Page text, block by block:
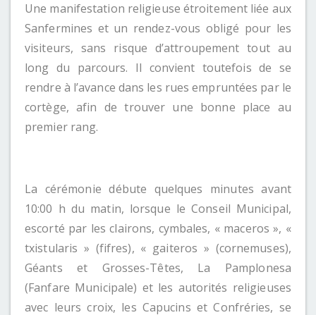
Une manifestation religieuse étroitement liée aux
Sanfermines et un rendez-vous obligé pour les
visiteurs, sans risque d’attroupement tout au
long du parcours. Il convient toutefois de se
rendre à l’avance dans les rues empruntées par le
cortège, afin de trouver une bonne place au
premier rang.
La cérémonie débute quelques minutes avant
10:00 h du matin, lorsque le Conseil Municipal,
escorté par les clairons, cymbales, « maceros », «
txistularis » (fifres), « gaiteros » (cornemuses),
Géants et Grosses-Têtes, La Pamplonesa
(Fanfare Municipale) et les autorités religieuses
avec leurs croix, les Capucins et Confréries, se